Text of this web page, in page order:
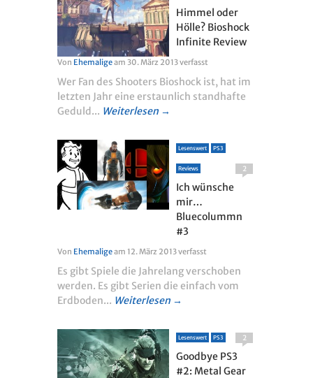
Himmel oder
Hölle? Bioshock
Infinite Review
Von Ehemaligeam 30. März 2013verfasst
Wer Fan des Shooters Bioshock ist, hat im
letzten Jahr eine erstaunlich standhafte
Geduld... Weiterlesen →
Lesenswert PS3
Reviews 2
Ich wünsche
mir…
Bluecolummn
#3
Von Ehemaligeam 12. März 2013verfasst
Es gibt Spiele die Jahrelang verschoben
werden. Es gibt Serien die einfach vom
Erdboden... Weiterlesen →
Lesenswert PS3 2
Goodbye PS3
#2: Metal Gear